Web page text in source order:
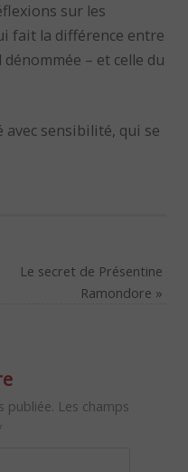
sur les
fait la différence entre
– et celle du
sensibilité, qui se
Le secret de Présentine
Ramondore »
publiée. Les champs